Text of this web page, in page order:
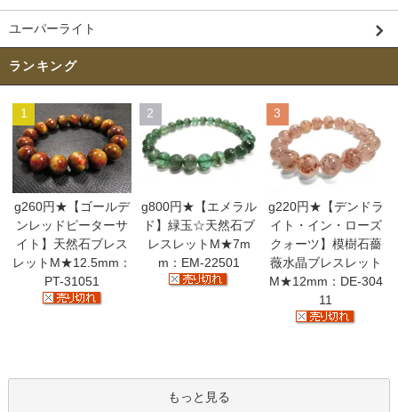
ユーパーライト
ランキング
1
g260円★【ゴールデ
ンレッドピーターサ
イト】天然石ブレス
レットM★12.5mm：
PT-31051
2
g800円★【エメラル
ド】緑玉☆天然石ブ
レスレットM★7m
m：EM-22501
3
g220円★【デンドラ
イト・イン・ローズ
クォーツ】模樹石薔
薇水晶ブレスレット
M★12mm：DE-304
11
もっと見る